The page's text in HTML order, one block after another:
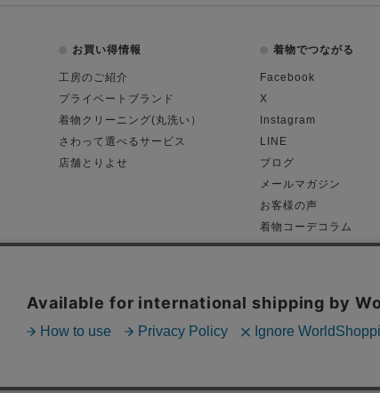
お買い得情報
工房のご紹介
プライベートブランド
着物クリーニング(丸洗い）
さわって選べるサービス
店舗とりよせ
着物でつながる
Facebook
X
Instagram
LINE
ブログ
メールマガジン
お客様の声
着物コーデコラム